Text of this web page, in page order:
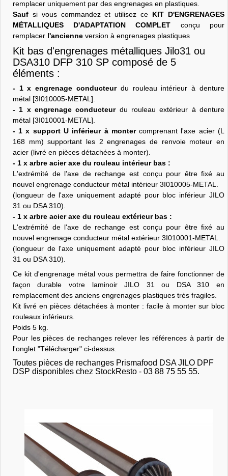
remplacer uniquement par des engrenages en plastiques.
Saufsi vous commandez et utilisez ce KIT D'ENGRENAGES
MÉTALLIQUES D'ADAPTATION COMPLET conçu pour
remplacer l'ancienneversion à engrenages plastiques
Kit bas d'engrenages métalliques Jilo31 ou
DSA310 DFP 310 SP composé de 5
éléments :
- 1 x engrenage conducteurdu rouleau intérieur à denture
métal [3I010005-METAL].
- 1 x engrenage conducteurdu rouleau extérieur à denture
métal [3I010001-METAL].
- 1 x support U inférieur à montercomprenant l'axe acier (L
168 mm) supportant les 2 engrenages de renvoie moteur en
acier (livré en pièces détachées à monter).
- 1 x arbre acier axe du rouleau intérieur bas :
L'extrémité de l'axe de rechange est conçu pour être fixé au
nouvel engrenage conducteur métal intérieur 3I010005-METAL.
(longueur de l'axe uniquement adapté pour bloc inférieur JILO
31 ou DSA 310).
- 1 x arbre acier axe du rouleau extérieur bas :
L'extrémité de l'axe de rechange est conçu pour être fixé au
nouvel engrenage conducteur métal extérieur 3I010001-METAL.
(longueur de l'axe uniquement adapté pour bloc inférieur JILO
31 ou DSA 310).
Ce kit d'engrenage métal vous permettra de faire fonctionner de
façon durable votre laminoir JILO 31 ou DSA 310 en
remplacement des anciens engrenages plastiques très fragiles.
Kit livré en pièces détachées à monter : facile à monter sur bloc
rouleaux inférieurs.
Poids 5 kg.
Pour les pièces de rechanges relever les références à partir de
l'onglet "Télécharger" ci-dessus.
Toutes pièces de rechanges Prismafood DSA JILO DPF
DSP disponibles chez StockResto - 03 88 75 55 55.